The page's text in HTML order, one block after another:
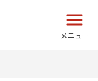
メニュー